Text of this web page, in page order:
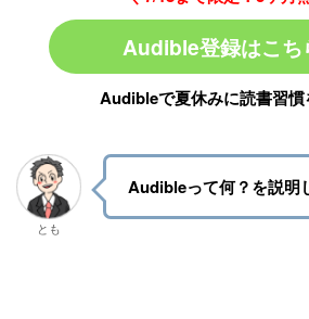
Audible登録はこち
Audibleで夏休みに読書習慣
とも
Audibleって何？を説明